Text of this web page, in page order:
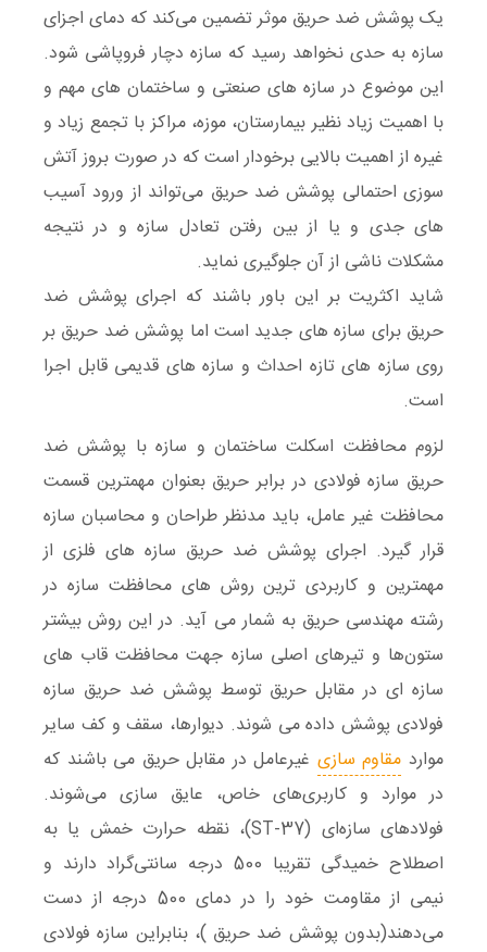
یک پوشش ضد حریق موثر تضمین می‌کند که دمای اجزای
سازه‌ به حدی نخواهد رسید که سازه دچار فروپاشی شود.
این موضوع در سازه های صنعتی و ساختمان های مهم و
با اهمیت زیاد نظیر بیمارستان، موزه‌، مراکز با تجمع زیاد و
غیره از اهمیت بالایی برخودار است که در صورت بروز آتش
سوزی احتمالی پوشش ضد حریق می‌تواند از ورود آسیب
های جدی و یا از بین رفتن تعادل سازه و در نتیجه
مشکلات ناشی از آن جلوگیری نماید.
شاید اکثریت بر این باور باشند که اجرای پوشش ضد
حریق برای سازه های جدید است اما پوشش ضد حریق بر
روی سازه های تازه احداث و سازه های قدیمی قابل اجرا
است.
لزوم محافظت اسکلت ساختمان و سازه با پوشش ضد
حریق سازه فولادی در برابر حریق بعنوان مهمترین قسمت
محافظت غیر عامل، باید مدنظر طراحان و محاسبان سازه
قرار گیرد. اجرای پوشش ضد حریق سازه های فلزی از
مهمترین و کاربردی‌ ترین روش های محافظت سازه در
رشته مهندسی حریق به شمار می آید. در این روش بیشتر
ستون‌ها و تیرهای اصلی سازه جهت محافظت قاب های
سازه ‌ای در مقابل حریق توسط پوشش ضد حریق سازه
فولادی پوشش داده می شوند. دیوارها، سقف و کف سایر
موارد مقاوم سازی غیرعامل در مقابل حریق می ‌باشند که
در موارد و کاربری‌های خاص، عایق سازی می‌شوند.
فولادهای سازه‌ای (ST-37)، نقطه حرارت خمش یا به
اصطلاح خمیدگی تقریبا 500 درجه سانتی‌گراد دارند و
نیمی از مقاومت خود را در دمای 500 درجه از دست
می‌دهند(بدون پوشش ضد حریق )، بنابراین سازه فولادی